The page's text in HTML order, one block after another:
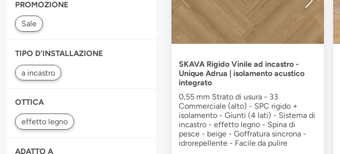
PROMOZIONE
TIPO D'INSTALLAZIONE
OTTICA
ADATTO A
SKAVA Rigido Vinile ad incastro -
Unique Adrua | isolamento acustico
integrato
0,55 mm Strato di usura - 33
Commerciale (alto) - SPC rigido +
isolamento - Giunti (4 lati) - Sistema di
incastro - effetto legno - Spina di
pesce - beige - Goffratura sincrona -
idrorepellente - Facile da pulire